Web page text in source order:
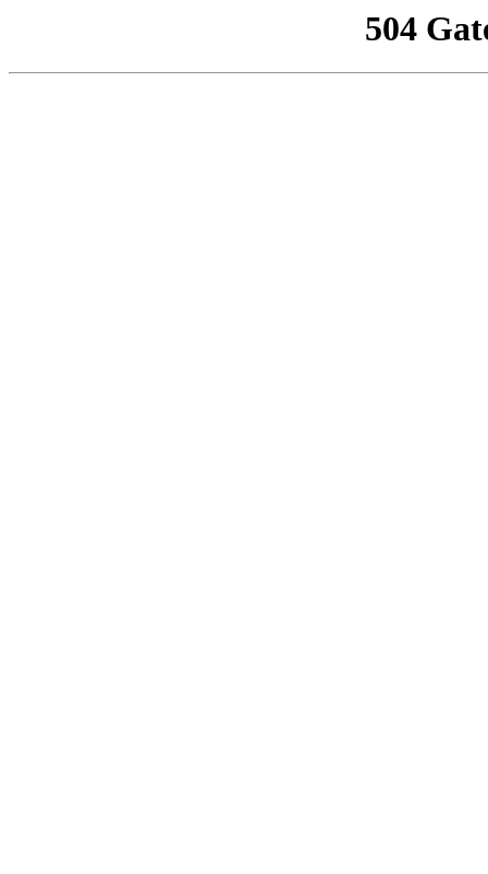
504